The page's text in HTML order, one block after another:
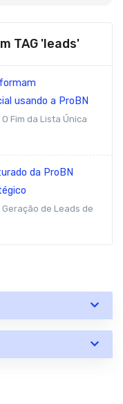
TAG 'leads'
usando a ProBN
O Fim da Lista Única
da ProBN
Geração de Leads de